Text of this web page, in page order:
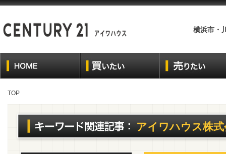
横浜市・
TOP
アイワハウス株式